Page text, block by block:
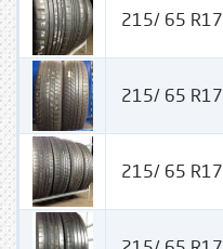
215/ 65 R17
215/ 65 R17
215/ 65 R17